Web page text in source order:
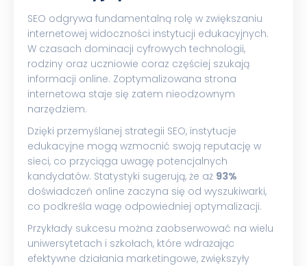
SEO odgrywa fundamentalną rolę w zwiększaniu
internetowej widoczności instytucji edukacyjnych.
W czasach dominacji cyfrowych technologii,
rodziny oraz uczniowie coraz częściej szukają
informacji online. Zoptymalizowana strona
internetowa staje się zatem nieodzownym
narzędziem.
Dzięki przemyślanej strategii SEO, instytucje
edukacyjne mogą wzmocnić swoją reputację w
sieci, co przyciąga uwagę potencjalnych
kandydatów. Statystyki sugerują, że aż 93%
doświadczeń online zaczyna się od wyszukiwarki,
co podkreśla wagę odpowiedniej optymalizacji.
Przykłady sukcesu można zaobserwować na wielu
uniwersytetach i szkołach, które wdrażając
efektywne działania marketingowe, zwiększyły